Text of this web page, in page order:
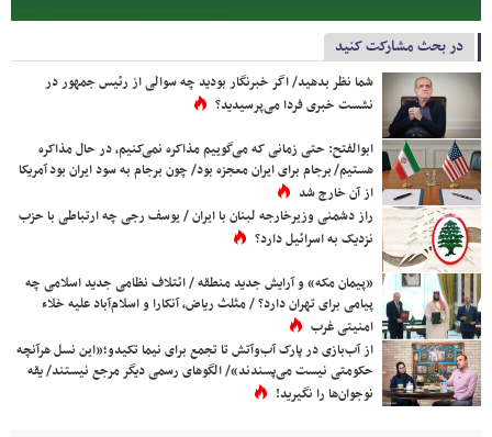
در بحث مشارکت کنید
شما نظر بدهید/ اگر خبرنگار بودید چه سوالی از رئیس جمهور در
نشست خبری فردا می‌پرسیدید؟
ابوالفتح: حتی زمانی که می‌گوییم مذاکره نمی‌کنیم، در حال مذاکره
هستیم/ برجام برای ایران معجزه بود/ چون برجام به سود ایران بود آمریکا
از آن خارج شد
راز دشمنی وزیرخارجه لبنان با ایران / یوسف رجی چه ارتباطی با حزب
نزدیک به اسرائیل دارد؟
«پیمان مکه» و آرایش جدید منطقه / ائتلاف نظامی جدید اسلامی چه
پیامی برای تهران دارد؟ / مثلث ریاض، آنکارا و اسلام‌آباد علیه خلاء
امنیتی غرب
از آب‌بازی در پارک آب‌وآتش تا تجمع برای نیما تکیدو؛«این نسل هرآنچه
حکومتی نیست می‌پسندند»/ الگوهای رسمی دیگر مرجع نیستند/ یقه
نوجوان‌ها را نگیرید!